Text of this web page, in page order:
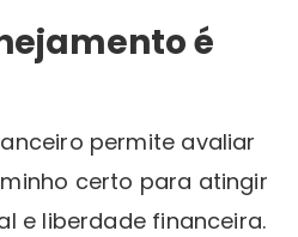
é
permite avaliar
certo para atingir
e liberdade financeira.